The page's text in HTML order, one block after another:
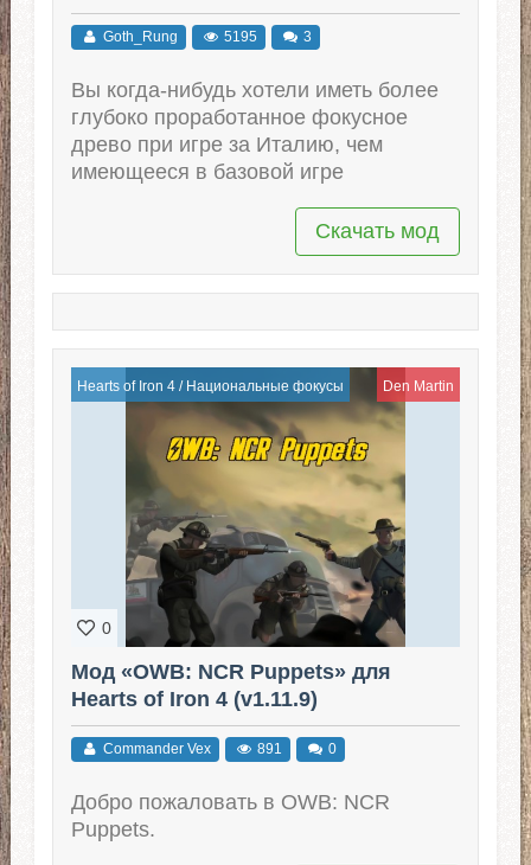
Goth_Rung 5195 3
Вы когда-нибудь хотели иметь более
глубоко проработанное фокусное
древо при игре за Италию, чем
имеющееся в базовой игре
Скачать мод
Hearts of Iron 4/ Национальные фокусы Den Martin
0
Мод «OWB: NCR Puppets» для
Hearts of Iron 4 (v1.11.9)
Commander Vex 891 0
Добро пожаловать в OWB: NCR
Puppets.